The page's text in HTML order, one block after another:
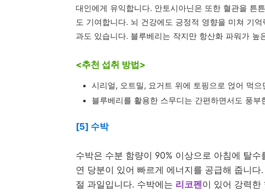
대인에게 유익합니다. 안토시아닌은 또한 혈관을 튼
도 기여합니다. 뇌 건강에도 긍정적 영향을 미쳐 기
과도 있습니다. 블루베리는 작지만 항산화 파워가 높
<추천 섭취 방법>
시리얼, 오트밀, 요거트 위에 토핑으로 얹어 먹
블루베리를 활용한 스무디는 간편하면서도 풍부
[5] 수박
수박은 수분 함량이 90% 이상으로 아침에 탈
연 당분이 있어 빠르게 에너지를 공급해 줍니
절 과일입니다. 수박에는 리코펜 이 있어 강력한